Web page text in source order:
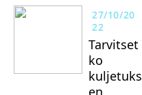
27/10/20
22
Tarvitset
ko
kuljetuks